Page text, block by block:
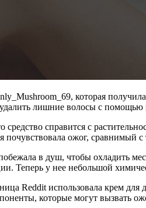
которая
удалить лишние волосы с
средство справится с
почувствовала ожог, сравнимый
в душ, чтобы охладить
Теперь у нее небольшой
Reddit использовала крем
которые могут вызвать